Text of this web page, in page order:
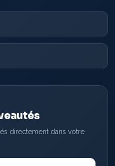
directement dans votre